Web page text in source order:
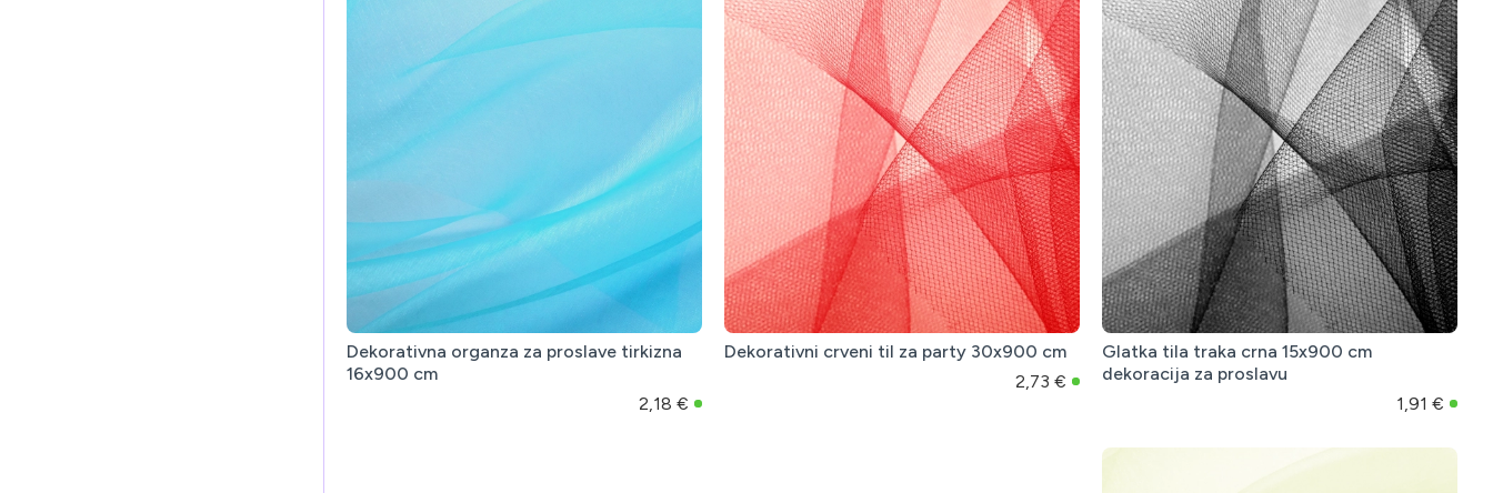
Dekorativna organza za proslave tirkizna
16x900 cm
2,18 €
Dekorativni crveni til za party 30x900 cm
2,73 €
Glatka tila traka crna 15x900 cm
dekoracija za proslavu
1,91 €